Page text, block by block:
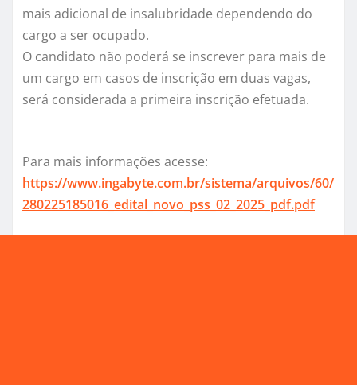
mais adicional de insalubridade dependendo do
cargo a ser ocupado.
O candidato não poderá se inscrever para mais de
um cargo em casos de inscrição em duas vagas,
será considerada a primeira inscrição efetuada.
Para mais informações acesse:
https://www.ingabyte.com.br/sistema/arquivos/60/
280225185016_edital_novo_pss_02_2025_pdf.pdf